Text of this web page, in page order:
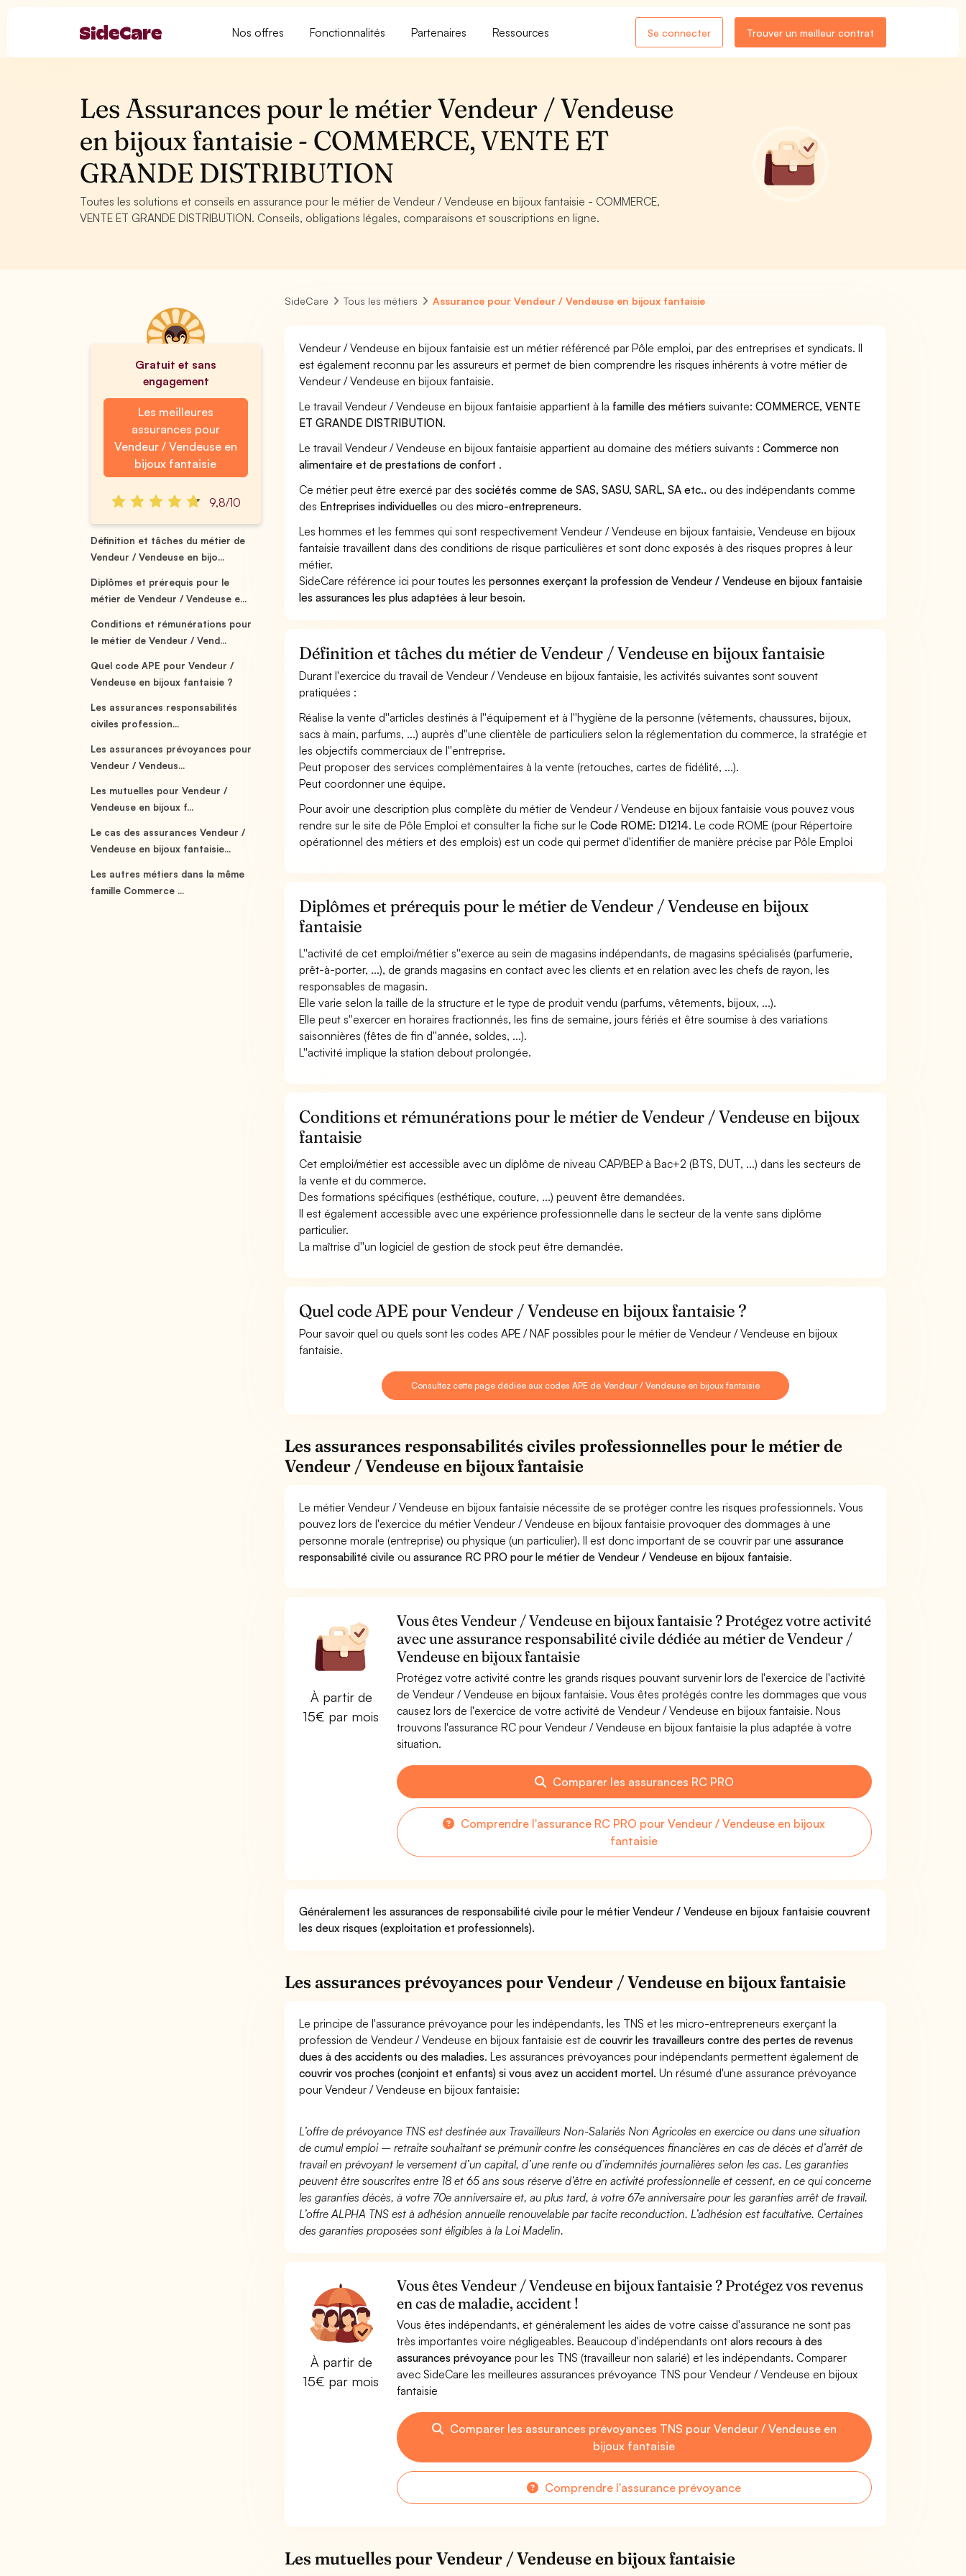
Nos offres Fonctionnalités Partenaires Ressources Se connecter Trouver un meilleur contrat
Les Assurances pour le métier Vendeur / Vendeuse
en bijoux fantaisie - COMMERCE, VENTE ET
GRANDE DISTRIBUTION
Toutes les solutions et conseils en assurance pour le métier de Vendeur / Vendeuse en bijoux fantaisie - COMMERCE,
VENTE ET GRANDE DISTRIBUTION. Conseils, obligations légales, comparaisons et souscriptions en ligne.
Gratuit et sans
engagement
Les meilleures
assurances pour
Vendeur / Vendeuse en
bijoux fantaisie
9,8/10
Définition et tâches du métier de
Vendeur / Vendeuse en bijo...
Diplômes et prérequis pour le
métier de Vendeur / Vendeuse e...
Conditions et rémunérations pour
le métier de Vendeur / Vend...
Quel code APE pour Vendeur /
Vendeuse en bijoux fantaisie ?
Les assurances responsabilités
civiles profession...
Les assurances prévoyances pour
Vendeur / Vendeus...
Les mutuelles pour Vendeur /
Vendeuse en bijoux f...
Le cas des assurances Vendeur /
Vendeuse en bijoux fantaisie...
Les autres métiers dans la même
famille Commerce ...
SideCare Tous les métiers Assurance pour Vendeur / Vendeuse en bijoux fantaisie
Vendeur / Vendeuse en bijoux fantaisie est un métier référencé par Pôle emploi, par des entreprises et syndicats. Il
est également reconnu par les assureurs et permet de bien comprendre les risques inhérents à votre métier de
Vendeur / Vendeuse en bijoux fantaisie.
Le travail Vendeur / Vendeuse en bijoux fantaisie appartient à la famille des métiers suivante:COMMERCE, VENTE
ET GRANDE DISTRIBUTION.
Le travail Vendeur / Vendeuse en bijoux fantaisie appartient au domaine des métiers suivants :Commerce non
alimentaire et de prestations de confort .
Ce métier peut être exercé par dessociétés comme de SAS, SASU, SARL, SA etc.. ou des indépendants comme
des Entreprises individuelles ou desmicro-entrepreneurs.
Les hommes et les femmes qui sont respectivement Vendeur / Vendeuse en bijoux fantaisie, Vendeuse en bijoux
fantaisie travaillent dans des conditions de risque particulières et sont donc exposés à des risques propres à leur
métier.
SideCare référence ici pour toutes lespersonnes exerçant la profession de Vendeur / Vendeuse en bijoux fantaisie
les assurances les plus adaptées à leur besoin.
Définition et tâches du métier de Vendeur / Vendeuse en bijoux fantaisie
Durant l'exercice du travail de Vendeur / Vendeuse en bijoux fantaisie, les activités suivantes sont souvent
pratiquées :
Réalise la vente d''articles destinés à l''équipement et à l''hygiène de la personne (vêtements, chaussures, bijoux,
sacs à main, parfums, ...) auprès d''une clientèle de particuliers selon la réglementation du commerce, la stratégie et
les objectifs commerciaux de l''entreprise.
Peut proposer des services complémentaires à la vente (retouches, cartes de fidélité, ...).
Peut coordonner une équipe.
Pour avoir une description plus complète du métier de Vendeur / Vendeuse en bijoux fantaisie vous pouvez vous
rendre sur le site de Pôle Emploi et consulter la fiche sur leCode ROME: D1214. Le code ROME (pour Répertoire
opérationnel des métiers et des emplois) est un code qui permet d'identifier de manière précise par Pôle Emploi
Diplômes et prérequis pour le métier de Vendeur / Vendeuse en bijoux
fantaisie
L''activité de cet emploi/métier s''exerce au sein de magasins indépendants, de magasins spécialisés (parfumerie,
prêt-à-porter, ...), de grands magasins en contact avec les clients et en relation avec les chefs de rayon, les
responsables de magasin.
Elle varie selon la taille de la structure et le type de produit vendu (parfums, vêtements, bijoux, ...).
Elle peut s''exercer en horaires fractionnés, les fins de semaine, jours fériés et être soumise à des variations
saisonnières (fêtes de fin d''année, soldes, ...).
L''activité implique la station debout prolongée.
Conditions et rémunérations pour le métier de Vendeur / Vendeuse en bijoux
fantaisie
Cet emploi/métier est accessible avec un diplôme de niveau CAP/BEP à Bac+2 (BTS, DUT, ...) dans les secteurs de
la vente et du commerce.
Des formations spécifiques (esthétique, couture, ...) peuvent être demandées.
Il est également accessible avec une expérience professionnelle dans le secteur de la vente sans diplôme
particulier.
La maîtrise d''un logiciel de gestion de stock peut être demandée.
Quel code APE pour Vendeur / Vendeuse en bijoux fantaisie ?
Pour savoir quel ou quels sont les codes APE / NAF possibles pour le métier de Vendeur / Vendeuse en bijoux
fantaisie.
Consultez cette page dédiée aux codes APE de Vendeur / Vendeuse en bijoux fantaisie
Les assurances responsabilités civiles professionnelles pour le métier de
Vendeur / Vendeuse en bijoux fantaisie
Le métier Vendeur / Vendeuse en bijoux fantaisie nécessite de se protéger contre les risques professionnels. Vous
pouvez lors de l'exercice du métier Vendeur / Vendeuse en bijoux fantaisie provoquer des dommages à une
personne morale (entreprise) ou physique (un particulier). Il est donc important de se couvrir par uneassurance
responsabilité civile ouassurance RC PRO pour le métier de Vendeur / Vendeuse en bijoux fantaisie.
À partir de
15€ par mois
Vous êtes Vendeur / Vendeuse en bijoux fantaisie ? Protégez votre activité
avec une assurance responsabilité civile dédiée au métier de Vendeur /
Vendeuse en bijoux fantaisie
Protégez votre activité contre les grands risques pouvant survenir lors de l'exercice de l'activité
de Vendeur / Vendeuse en bijoux fantaisie. Vous êtes protégés contre les dommages que vous
causez lors de l'exercice de votre activité de Vendeur / Vendeuse en bijoux fantaisie. Nous
trouvons l'assurance RC pour Vendeur / Vendeuse en bijoux fantaisie la plus adaptée à votre
situation.
Comparer les assurances RC PRO
Comprendre l'assurance RC PRO pour Vendeur / Vendeuse en bijoux
fantaisie
Généralement les assurances de responsabilité civile pour le métier Vendeur / Vendeuse en bijoux fantaisie couvrent
les deux risques (exploitation et professionnels).
Les assurances prévoyances pour Vendeur / Vendeuse en bijoux fantaisie
Le principe de l'assurance prévoyance pour les indépendants, les TNS et les micro-entrepreneurs exerçant la
profession de Vendeur / Vendeuse en bijoux fantaisie est decouvrir les travailleurs contre des pertes de revenus
dues à des accidents ou des maladies. Les assurances prévoyances pour indépendants permettent également de
couvrir vos proches (conjoint et enfants) si vous avez un accident mortel. Un résumé d'une assurance prévoyance
pour Vendeur / Vendeuse en bijoux fantaisie:
L’offre de prévoyance TNS est destinée aux Travailleurs Non-Salariés Non Agricoles en exercice ou dans une situation
de cumul emploi – retraite souhaitant se prémunir contre les conséquences financières en cas de décès et d’arrêt de
travail en prévoyant le versement d’un capital, d’une rente ou d’indemnités journalières selon les cas. Les garanties
peuvent être souscrites entre 18 et 65 ans sous réserve d’être en activité professionnelle et cessent, en ce qui concerne
les garanties décès, à votre 70e anniversaire et, au plus tard, à votre 67e anniversaire pour les garanties arrêt de travail.
L’offre ALPHA TNS est à adhésion annuelle renouvelable par tacite reconduction. L’adhésion est facultative. Certaines
des garanties proposées sont éligibles à la Loi Madelin.
À partir de
15€ par mois
Vous êtes Vendeur / Vendeuse en bijoux fantaisie ? Protégez vos revenus
en cas de maladie, accident !
Vous êtes indépendants, et généralement les aides de votre caisse d'assurance ne sont pas
très importantes voire négligeables. Beaucoup d'indépendants ont alors recours à des
assurances prévoyancepour les TNS (travailleur non salarié) et les indépendants. Comparer
avec SideCare les meilleures assurances prévoyance TNS pour Vendeur / Vendeuse en bijoux
fantaisie
Comparer les assurances prévoyances TNS pour Vendeur / Vendeuse en
bijoux fantaisie
Comprendre l'assurance prévoyance
Les mutuelles pour Vendeur / Vendeuse en bijoux fantaisie